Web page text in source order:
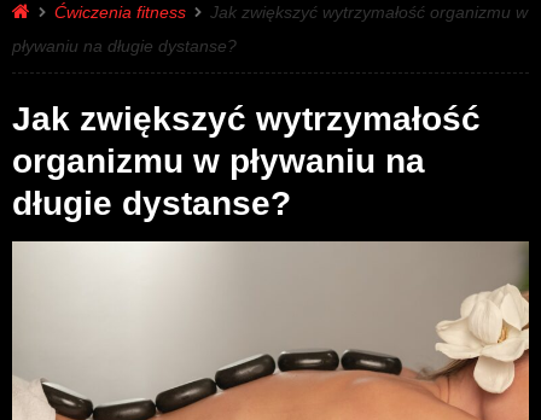
Ćwiczenia fitness
Jak zwiększyć wytrzymałość organizmu w
pływaniu na długie dystanse?
Jak zwiększyć wytrzymałość
organizmu w pływaniu na
długie dystanse?